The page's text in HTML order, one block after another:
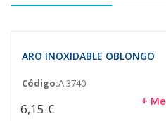
ARO INOXIDABLE OBLONGO
Código:A 3740
6,15 € +